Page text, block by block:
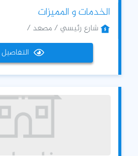
الخدمات و المميزات
شارع رئيسي / مصعد /
التفاصيل